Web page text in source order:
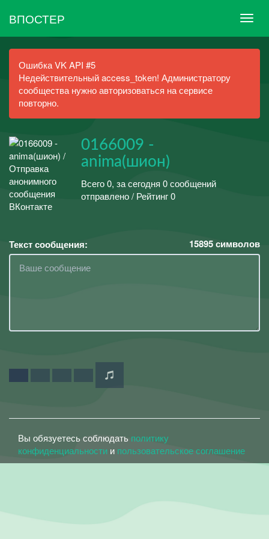
ВПОСТЕР
Ошибка VK API #5
Недействительный access_token! Администратору
сообщества нужно авторизоваться на сервисе
повторно.
0166009 -
anima(шион)
Всего 0, за сегодня 0 сообщений
отправлено / Рейтинг 0
Текст сообщения: 15895символов
Вы обязуетесь соблюдать политику
конфиденциальности и пользовательское соглашение